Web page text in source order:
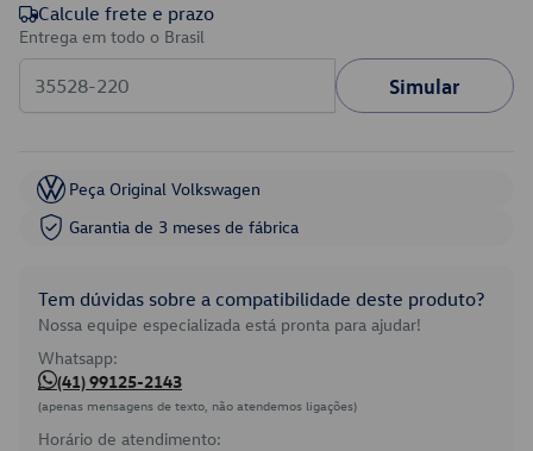
Calcule frete e prazo
Entrega em todo o Brasil
Simular
Peça Original Volkswagen
Garantia de 3 meses de fábrica
Tem dúvidas sobre a compatibilidade deste produto?
Nossa equipe especializada está pronta para ajudar!
Whatsapp:
(41) 99125-2143
(apenas mensagens de texto, não atendemos ligações)
Horário de atendimento: